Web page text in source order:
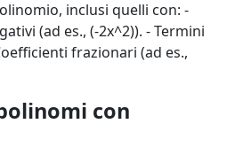
inclusi quelli con: -
(ad es., (-2x^2)). - Termini
frazionari (ad es.,
con